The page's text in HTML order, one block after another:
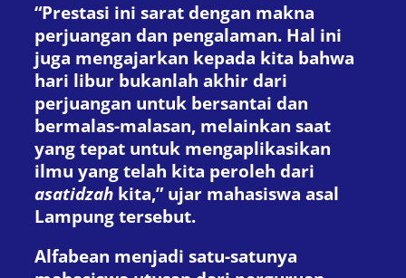
“Prestasi ini sarat dengan makna
perjuangan dan pengalaman. Hal ini
juga mengajarkan kepada kita bahwa
hari libur bukanlah akhir dari
perjuangan untuk bersantai dan
bermalas-malasan, melainkan saat
yang tepat untuk mengaplikasikan
ilmu yang telah kita peroleh dari
asatidzah kita,” ujar mahasiswa asal
Lampung tersebut.
Alfabean menjadi satu-satunya